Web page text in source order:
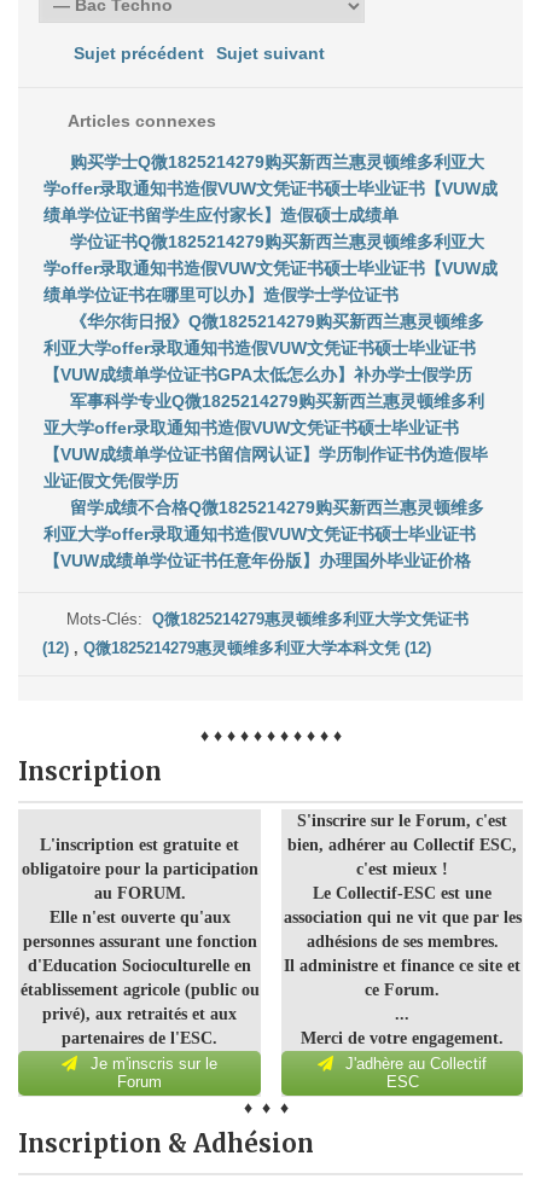
Sujet précédent Sujet suivant
Articles connexes
购买学士Q微1825214279购买新西兰惠灵顿维多利亚大
学offer录取通知书造假VUW文凭证书硕士毕业证书【VUW成
绩单学位证书留学生应付家长】造假硕士成绩单
学位证书Q微1825214279购买新西兰惠灵顿维多利亚大
学offer录取通知书造假VUW文凭证书硕士毕业证书【VUW成
绩单学位证书在哪里可以办】造假学士学位证书
《华尔街日报》Q微1825214279购买新西兰惠灵顿维多
利亚大学offer录取通知书造假VUW文凭证书硕士毕业证书
【VUW成绩单学位证书GPA太低怎么办】补办学士假学历
军事科学专业Q微1825214279购买新西兰惠灵顿维多利
亚大学offer录取通知书造假VUW文凭证书硕士毕业证书
【VUW成绩单学位证书留信网认证】学历制作证书伪造假毕
业证假文凭假学历
留学成绩不合格Q微1825214279购买新西兰惠灵顿维多
利亚大学offer录取通知书造假VUW文凭证书硕士毕业证书
【VUW成绩单学位证书任意年份版】办理国外毕业证价格
Mots-Clés:Q微1825214279惠灵顿维多利亚大学文凭证书
(12) , Q微1825214279惠灵顿维多利亚大学本科文凭 (12)
♦ ♦ ♦ ♦ ♦ ♦ ♦ ♦ ♦ ♦ ♦
Inscription
L'inscription est gratuite et
obligatoire pour la participation
au FORUM.
Elle n'est ouverte qu'aux
personnes assurant une fonction
d'Education Socioculturelle en
établissement agricole (public ou
privé), aux retraités et aux
partenaires de l'ESC.
Je m'inscris sur le
Forum
S'inscrire sur le Forum, c'est
bien, adhérer au Collectif ESC,
c'est mieux !
Le Collectif-ESC est une
association qui ne vit que par les
adhésions de ses membres.
Il administre et finance ce site et
ce Forum.
...
Merci de votre engagement.
J'adhère au Collectif
ESC
♦ ♦ ♦
Inscription & Adhésion